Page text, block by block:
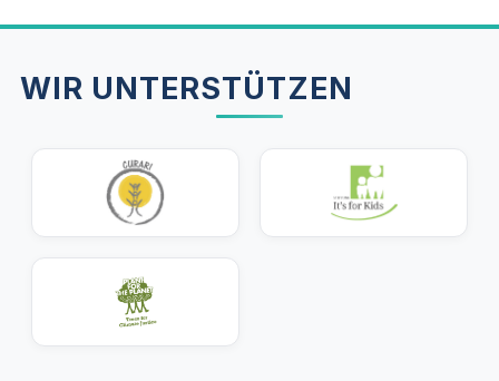
WIR UNTERSTÜTZEN